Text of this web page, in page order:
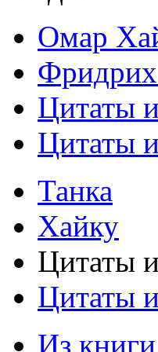
Омар
Цитаты
Цитаты
Танка
Хайку
Цитаты
Цитаты
Из